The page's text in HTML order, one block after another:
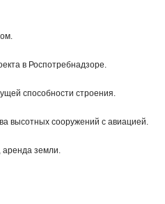
в Роспотребнадзоре.
способности строения.
высотных сооружений с авиацией.
земли.